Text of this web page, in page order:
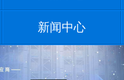
新闻中心